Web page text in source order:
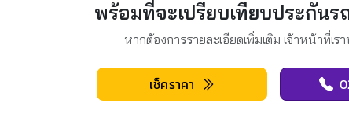
พร้อมที่จะเปรียบเทียบประกันร
หากต้องการรายละเอียดเพิ่มเติม เจ้าหน้าที่เร
เช็คราคา